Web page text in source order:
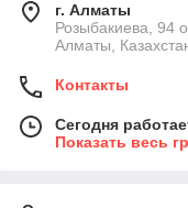
г. Алматы
Розыбакиева, 94
Алматы,
Контакты
Сегодня
Показать весь